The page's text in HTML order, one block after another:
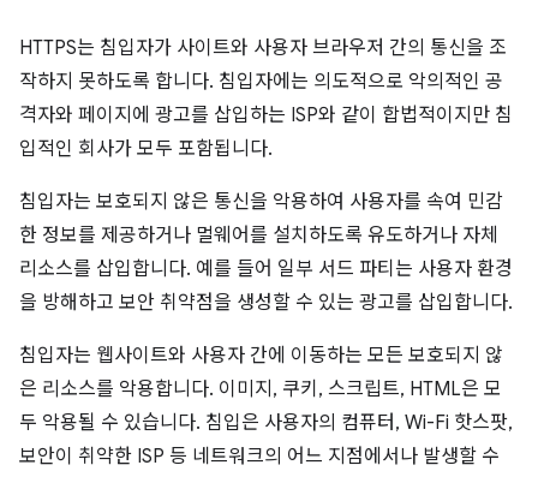
HTTPS는 침입자가 사이트와 사용자 브라우저 간의 통신을 조
작하지 못하도록 합니다. 침입자에는 의도적으로 악의적인 공
격자와 페이지에 광고를 삽입하는 ISP와 같이 합법적이지만 침
입적인 회사가 모두 포함됩니다.
침입자는 보호되지 않은 통신을 악용하여 사용자를 속여 민감
한 정보를 제공하거나 멀웨어를 설치하도록 유도하거나 자체
리소스를 삽입합니다. 예를 들어 일부 서드 파티는 사용자 환경
을 방해하고 보안 취약점을 생성할 수 있는 광고를 삽입합니다.
침입자는 웹사이트와 사용자 간에 이동하는 모든 보호되지 않
은 리소스를 악용합니다. 이미지, 쿠키, 스크립트, HTML은 모
두 악용될 수 있습니다. 침입은 사용자의 컴퓨터, Wi-Fi 핫스팟,
보안이 취약한 ISP 등 네트워크의 어느 지점에서나 발생할 수